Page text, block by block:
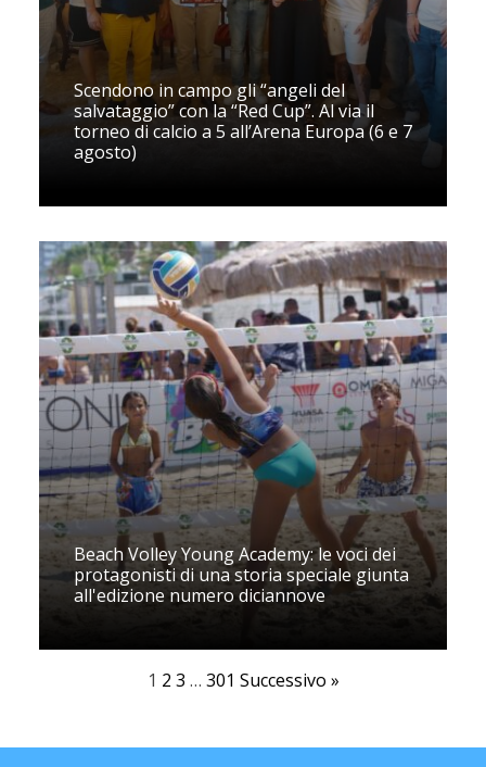
Scendono in campo gli “angeli del
salvataggio” con la “Red Cup”. Al via il
torneo di calcio a 5 all’Arena Europa (6 e 7
agosto)
Beach Volley Young Academy: le voci dei
protagonisti di una storia speciale giunta
all'edizione numero diciannove
1 2 3 … 301 Successivo »